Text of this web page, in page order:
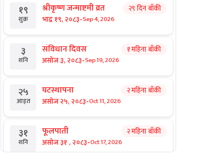
१९
शुक्र
श्रीकृष्ण जन्माष्टमी व्रत
भाद्र १९, २०८३-Sep 4, 2026
२९ दिन बाँकी
३
शनि
संविधान दिवस
असोज ३, २०८३-Sep 19, 2026
१ महिना बाँकी
२५
आइत
घटस्थापना
असोज २५, २०८३-Oct 11, 2026
२ महिना बाँकी
३१
शनि
फूलपाती
असोज ३१ , २०८३-Oct 17, 2026
२ महिना बाँकी